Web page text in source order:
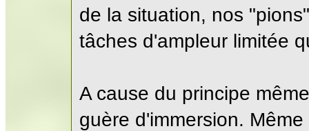
de la situation, nos
tâches d'ampleur limitée
A cause du principe
guère d'immersion.